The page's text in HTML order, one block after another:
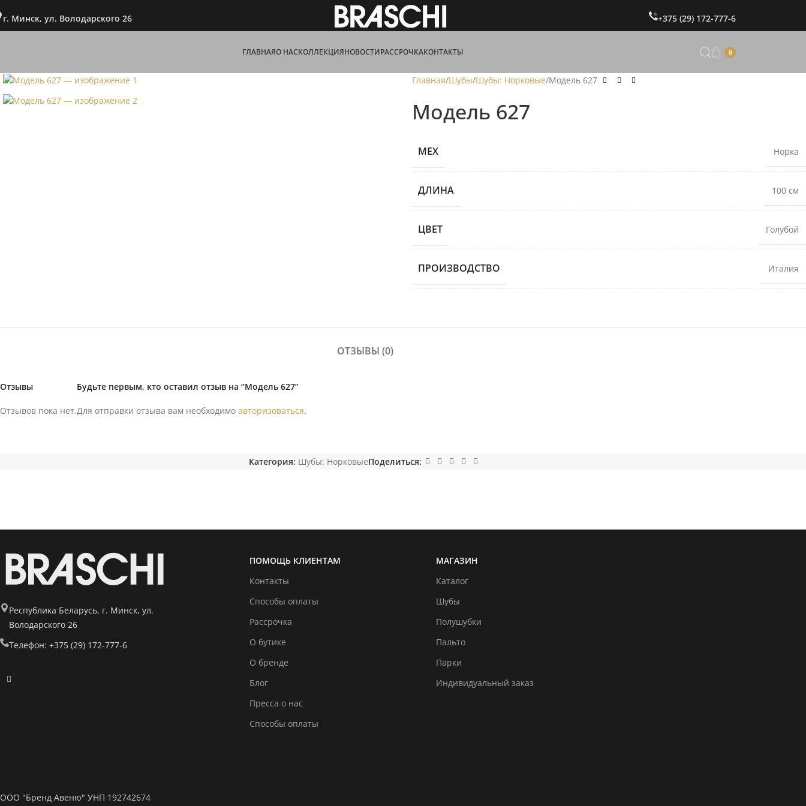
г. Минск, ул. Володарского 26 +375 (29) 172-777-6
ГЛАВНАЯО НАСКОЛЛЕКЦИЯНОВОСТИРАССРОЧКАКОНТАКТЫ 0
Главная Шубы Шубы: Норковые Модель 627
Модель 627
МЕХ Норка
ДЛИНА 100 см
ЦВЕТ Голубой
ПРОИЗВОДСТВО Италия
ОТЗЫВЫ (0)
Отзывы
Отзывов пока нет.
Будьте первым, кто оставил отзыв на “Модель 627”
Для отправки отзыва вам необходимо авторизоваться.
Категория: Шубы: НорковыеПоделиться:
Республика Беларусь, г. Минск, ул.
Володарского 26
Телефон: +375 (29) 172-777-6
ПОМОЩЬ КЛИЕНТАМ
Контакты
Способы оплаты
Рассрочка
О бутике
О бренде
Блог
Пресса о нас
Способы оплаты
МАГАЗИН
Каталог
Шубы
Полушубки
Пальто
Парки
Индивидуальный заказ
ООО "Бренд Авеню" УНП 192742674